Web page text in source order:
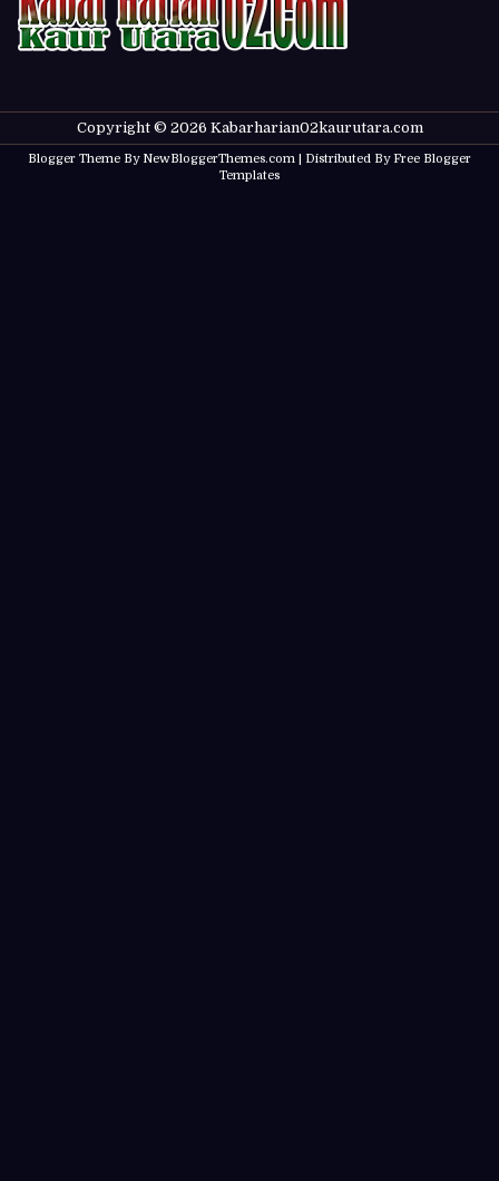
Copyright © 2026 Kabarharian02kaurutara.com
Blogger Theme By NewBloggerThemes.com | Distributed ByFree Blogger
Templates